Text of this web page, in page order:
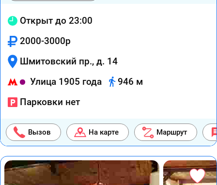
Открыт до 23:00
2000-3000р
Шмитовский пр., д. 14
Улица 1905 года
946 м
Парковки нет
Вызов На карте Маршрут